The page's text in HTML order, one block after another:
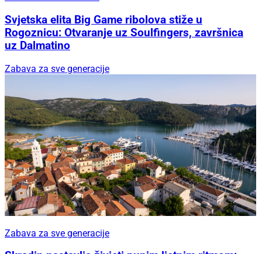
Svjetska elita Big Game ribolova stiže u
Rogoznicu: Otvaranje uz Soulfingers, završnica
uz Dalmatino
Zabava za sve generacije
Zabava za sve generacije